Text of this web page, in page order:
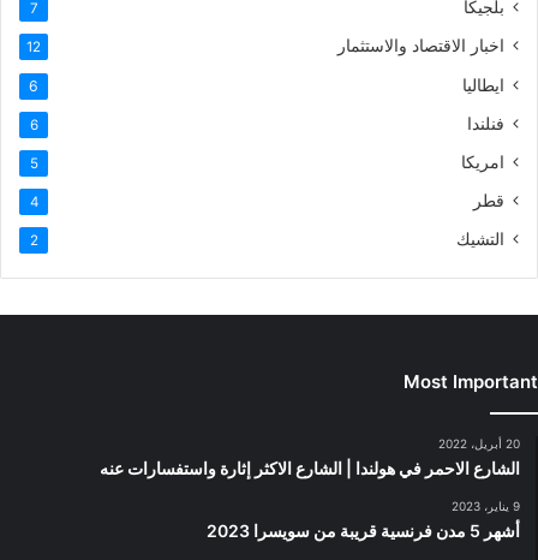
بلجيكا 7
اخبار الاقتصاد والاستثمار 12
ايطاليا 6
فنلندا 6
امريكا 5
قطر 4
التشيك 2
Most Important
20 أبريل، 2022
الشارع الاحمر في هولندا | الشارع الاكثر إثارة واستفسارات عنه
9 يناير، 2023
أشهر 5 مدن فرنسية قريبة من سويسرا 2023